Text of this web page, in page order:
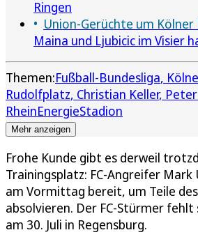
Ringen
Union-Gerüchte um Kölner
Maina und Ljubicic im Visier
Themen:Fußball-Bundesliga
Rudolfplatz Christian Keller
RheinEnergieStadion
Mehr anzeigen
Frohe Kunde gibt es derweil
Trainingsplatz: FC-Angreifer
am Vormittag bereit, um Teile
absolvieren. Der FC-Stürmer
am 30. Juli in Regensburg.